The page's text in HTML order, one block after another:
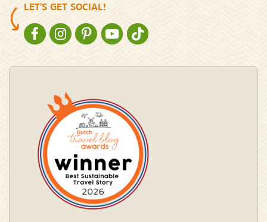
LET'S GET SOCIAL!
NATURESCANNER OP FACEBOOK
NATURESCANNER OP INSTAGRAM
NATURESCANNER OP PINTEREST
NATURESCANNER OP YOUTUBE
NATURESCANNER OP TIKTOK